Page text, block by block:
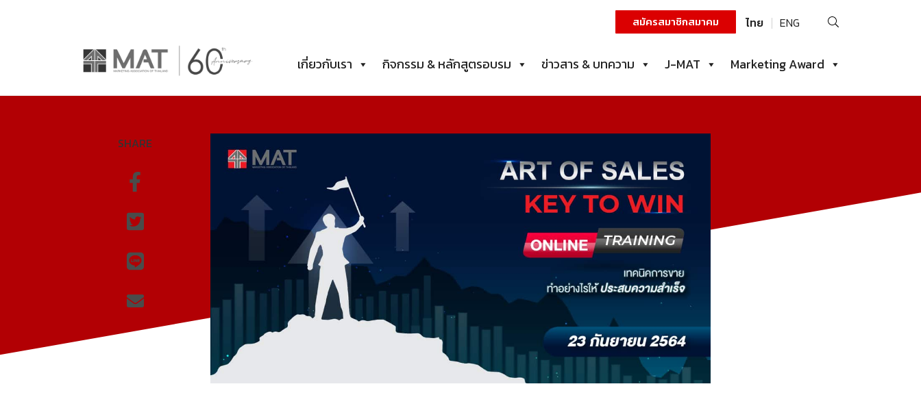
สมัครสมาชิกสมาคม ไทย ENG
ค้นหา
เกี่ยวกับเรา
กิจกรรม & หลักสูตรอบรม ข่าวสาร & บทความ J-MAT Marketing Award
SHARE